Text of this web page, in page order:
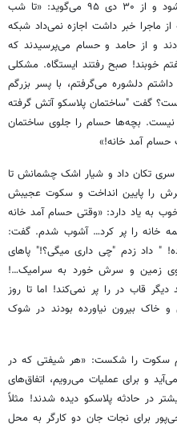
کرد. مادر اشک در چشمانش غلتان می‌شود و از ۳۰ دی ۹۵ می‌گوید: «تا شب
ماجرا خبر داشت اجازه نمی‌داد شبکه
و از حامد و حسام می‌پرسیدند که
خوبند! صبحرفتند ایستگاه. مشکلی
داشتمدلشوره می‌گرفتم، با پسر بزرگم
گفت "ساختمان پلاسکو آتش گرفته
نیست. بچه‌ها حسام را جلوی ساختمان
حسام آمد خانه!»
سریتکان داد و شیار اشک چشمانش تا
را پایین انداخت و سکوت عجیبش
به یاد دارد: «وقتی حسام آمد خانه
خانه را پر کرد… آشوب شدم. گفت:
" داد زدم "چی داری میگی؟!" پاهای
زمین و سرش خورد به سرامیک…!
دیگر قاب در را پر نمی‌کند! اما تا روز
خاک بیرون نیاورده بودند در شوک
سکوت را شکست: «هر شیفتی که در
و برای عملیات می‌رویم، اتفاق‌های
در حادثه پلاسکو دیده شدند! مثلاً
برای نجات جان دو کارگر به محل